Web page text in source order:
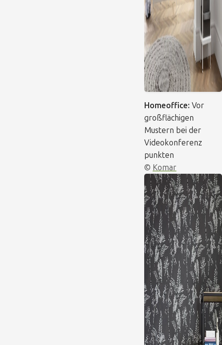
Homeoffice: Vor
großflächigen
Mustern bei der
Videokonferenz
punkten
© Komar